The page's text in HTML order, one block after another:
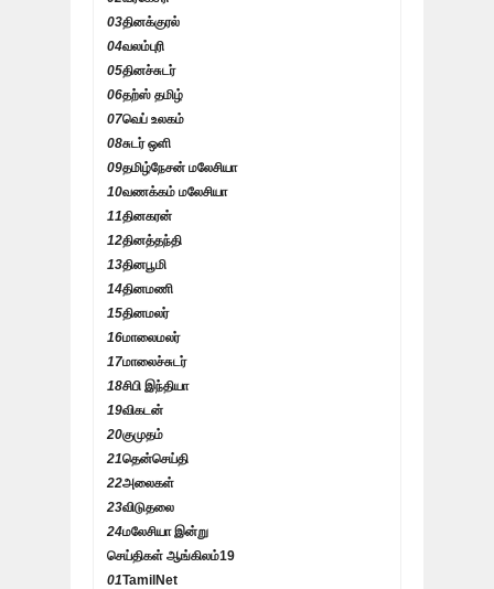
03தினக்குரல்
04வலம்புரி
05தினச்சுடர்
06தற்ஸ் தமிழ்
07வெப் உலகம்
08சுடர் ஒளி
09தமிழ்நேசன் மலேசியா
10வணக்கம் மலேசியா
11தினகரன்
12தினத்தந்தி
13தினபூமி
14தினமணி
15தினமலர்
16மாலைமலர்
17மாலைச்சுடர்
18சிபி இந்தியா
19விகடன்
20குமுதம்
21தென்செய்தி
22அலைகள்
23விடுதலை
24மலேசியா இன்று
செய்திகள் ஆங்கிலம்19
01TamilNet